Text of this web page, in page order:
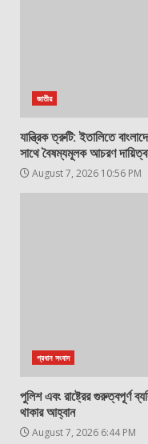
জাতীয়
যান্ত্রিক ত্রুটি: ইতালিতে
সাথে বৈষম্যমূলক আচরণ
August 7, 2026 10:56 PM
প্রধান সংবাদ
পুলিশ এবং রাষ্ট্রের গুরুত্বপূর্ণ
থাকার আহ্বান
August 7, 2026 6:44 PM